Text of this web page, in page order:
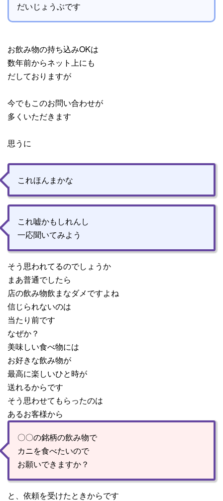
だいじょうぶです
お飲み物の持ち込みOKは
数年前からネット上にも
だしておりますが
今でもこのお問い合わせが
多くいただきます
思うに
これほんまかな
これ嘘かもしれんし
一応聞いてみよう
そう思われてるのでしょうか
まあ普通でしたら
店の飲み物飲まなダメですよね
信じられないのは
当たり前です
なぜか？
美味しい食べ物には
お好きな飲み物が
最高に楽しいひと時が
送れるからです
そう思わせてもらったのは
あるお客様から
〇〇の銘柄の飲み物で
カニを食べたいので
お願いできますか？
と、依頼を受けたときからです